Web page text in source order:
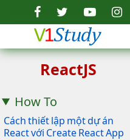
ReactJS
How To
Cách thiết lập một dự án
React với Create React App